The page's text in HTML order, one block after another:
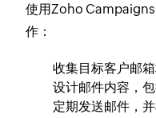
使用Zoho
作：
收集目标客户邮箱
设计邮件内容，
定期发送邮件，